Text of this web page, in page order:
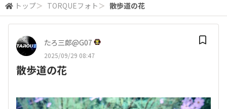
検索
トップ＞ TORQUEフォト ＞ 散歩道の花
たろ三郎@G07
2025/09/29 08:47
散歩道の花